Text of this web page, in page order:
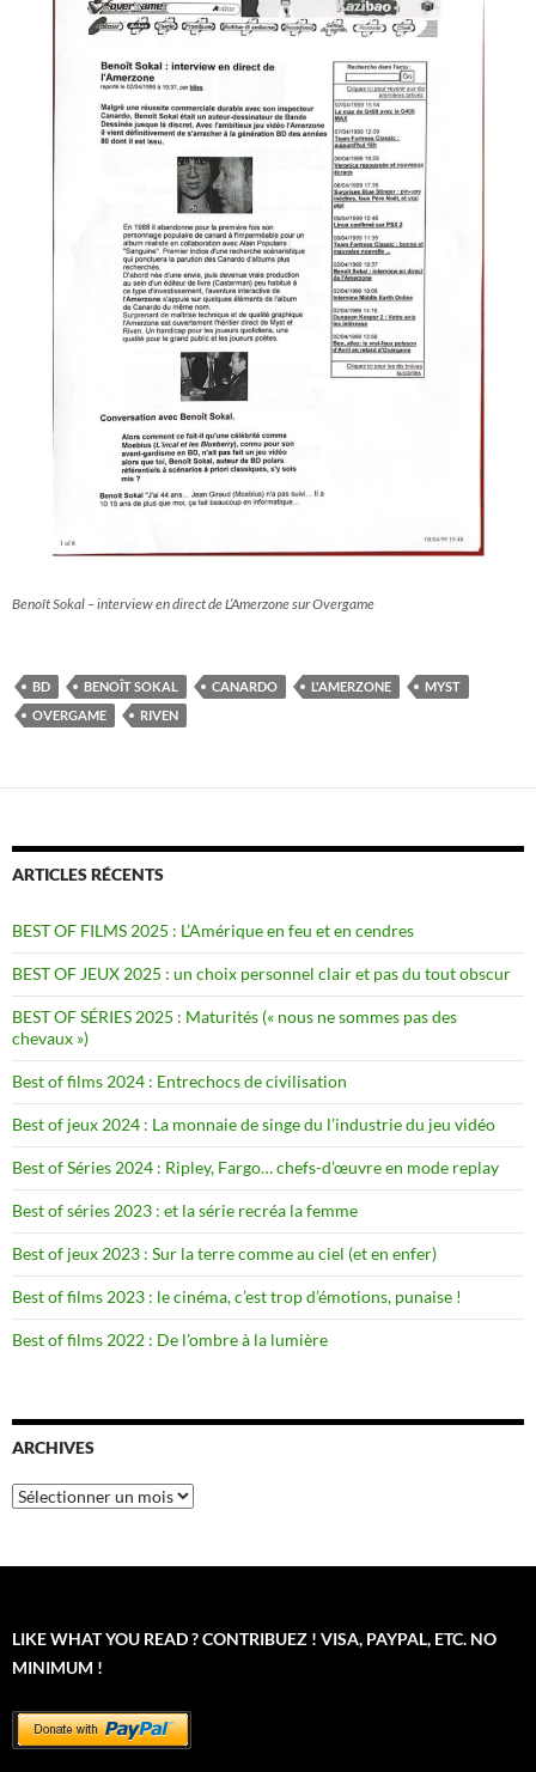
Benoît Sokal – interview en direct de L’Amerzone sur Overgame
BD BENOÎT SOKAL CANARDO L'AMERZONE
MYST
OVERGAME
RIVEN
ARTICLES RÉCENTS
BEST OF FILMS 2025 : L’Amérique en feu et en cendres
BEST OF JEUX 2025 : un choix personnel clair et pas du tout obscur
BEST OF SÉRIES 2025 : Maturités (« nous ne sommes pas des
chevaux »)
Best of films 2024 : Entrechocs de civilisation
Best of jeux 2024 : La monnaie de singe du l’industrie du jeu vidéo
Best of Séries 2024 : Ripley, Fargo… chefs-d’œuvre en mode replay
Best of séries 2023 : et la série recréa la femme
Best of jeux 2023 : Sur la terre comme au ciel (et en enfer)
Best of films 2023 : le cinéma, c’est trop d’émotions, punaise !
Best of films 2022 : De l’ombre à la lumière
ARCHIVES
Archives
LIKE WHAT YOU READ ? CONTRIBUEZ ! VISA, PAYPAL, ETC. NO
MINIMUM !